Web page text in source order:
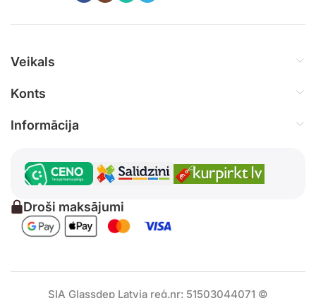
Veikals
Konts
Informācija
Droši maksājumi
SIA Glassdep Latvia reģ.nr: 51503044071 ©